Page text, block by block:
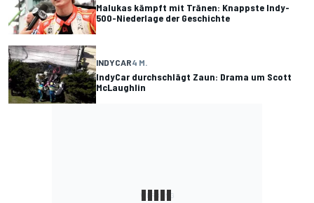
Malukas kämpft mit Tränen: Knappste Indy-
500-Niederlage der Geschichte
INDYCAR4 M.
IndyCar durchschlägt Zaun: Drama um Scott
McLaughlin